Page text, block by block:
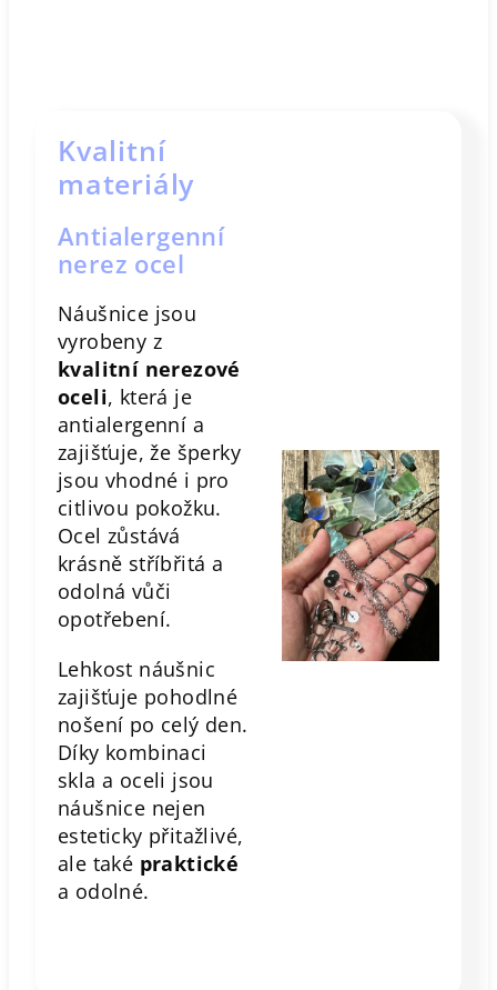
Kvalitní
materiály
Antialergenní
nerez ocel
Náušnice jsou
vyrobeny z
kvalitní nerezové
oceli, která je
antialergenní a
zajišťuje, že šperky
jsou vhodné i pro
citlivou pokožku.
Ocel zůstává
krásně stříbřitá a
odolná vůči
opotřebení.
Lehkost náušnic
zajišťuje pohodlné
nošení po celý den.
Díky kombinaci
skla a oceli jsou
náušnice nejen
esteticky přitažlivé,
ale také praktické
a odolné.